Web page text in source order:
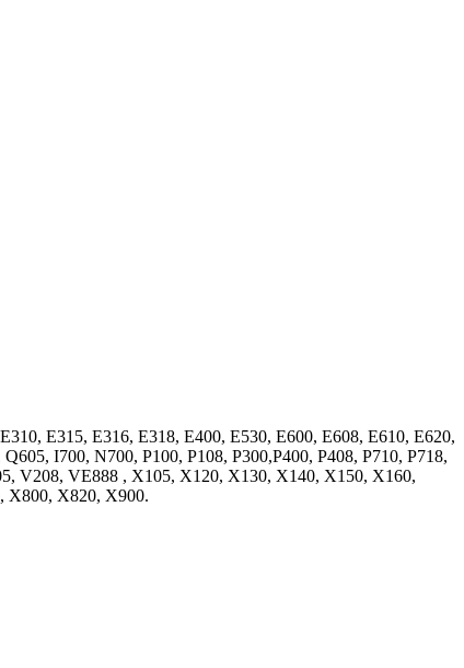
E315, E316, E318, E400, E530, E600, E608, E610, E620,
I700, N700, P100, P108, P300,P400, P408, P710, P718,
V208, VE888 , X105, X120, X130, X140, X150, X160,
X800, X820, X900.